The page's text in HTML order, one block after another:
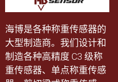
海博是各种称重传感器的
大型制造商。我们设计和
制造各种高精度 C3 级称
重传感器、单点称重传感